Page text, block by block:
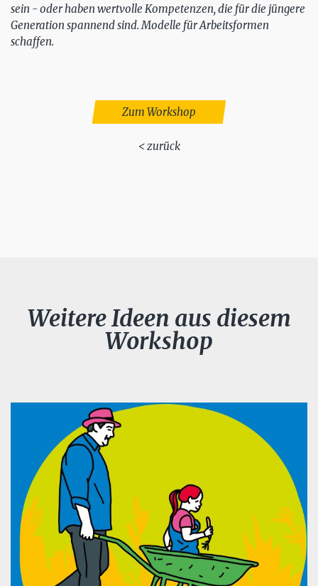
sein - oder haben wertvolle Kompetenzen, die für die jüngere
Generation spannend sind. Modelle für Arbeitsformen
schaffen.
Zum Workshop
< zurück
Weitere Ideen aus diesem
Workshop